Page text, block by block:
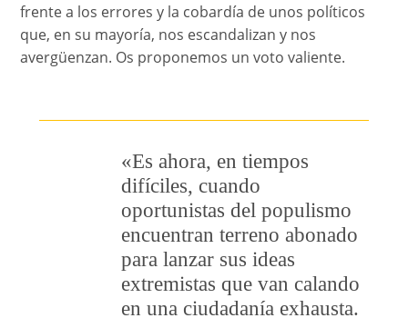
frente a los errores y la cobardía de unos políticos
que, en su mayoría, nos escandalizan y nos
avergüenzan. Os proponemos un voto valiente.
«Es ahora, en tiempos
difíciles, cuando
oportunistas del populismo
encuentran terreno abonado
para lanzar sus ideas
extremistas que van calando
en una ciudadanía exhausta.